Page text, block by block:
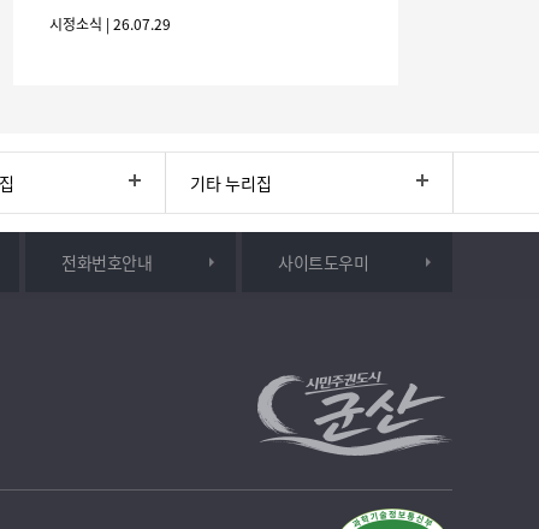
(6개월
시정소식 | 26.07.29
기타 누리집
전화번호안내 사이트도우미